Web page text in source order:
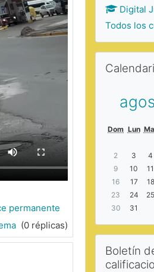
permanente
(0 réplicas)
Digital
Todos los
Saltar
Dom Lun
2
3 4
9
10 11
16
17 18
23
24 25
30
31
Saltar Boletín
Boletín